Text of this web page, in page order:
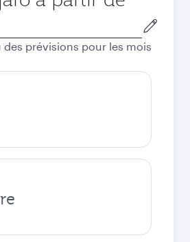
des prévisions pour les mois